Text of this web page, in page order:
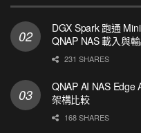
DGX Spark 跑通
QNAP NAS 載入與
231 SHARES
QNAP AI NAS Edge
架構比較
168 SHARES